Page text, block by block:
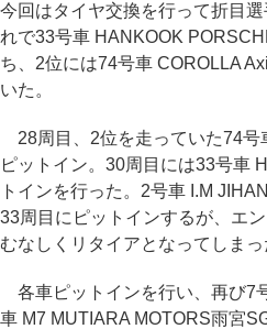
今回はタイヤ交換を行って折目
れで33号車 HANKOOK
ち、2位には74号車 COROLLA
いた。
28周目、2位を走っていた74号
ピットイン。30周目には33号車
トインを行った。2号車 I.M
33周目にピットインするが、エ
むなしくリタイアとなってしまっ
各車ピットインを行い、再び7
車 M7 MUTIARA MOTORS雨宮